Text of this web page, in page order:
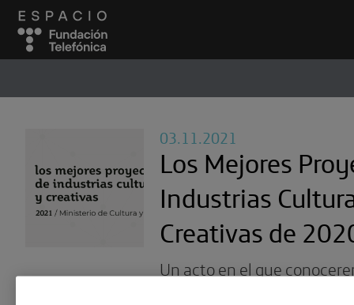
03.11.2021
Los Mejores
Industrias
Creativas de
Un acto en el que